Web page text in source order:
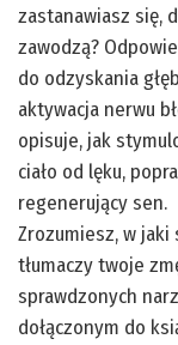
zastanawiasz się,
zawodzą?
do odzyskania
aktywacja nerwu
opisuje, jak
ciało od lęku,
regenerujący sen.
Zrozumiesz, w
tłumaczy twoje
sprawdzonych
dołączonym do